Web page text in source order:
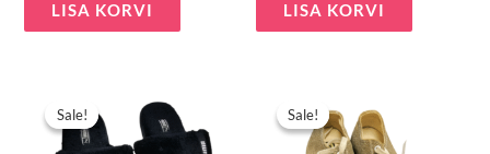
LISA KORVI LISA KORVI
Sale!
Sale!
hind
oli:
7,00 €.5,00 €.
Sale!
Sale!
hind
oli:
13,00 €.
hind
on:
6,00 €.